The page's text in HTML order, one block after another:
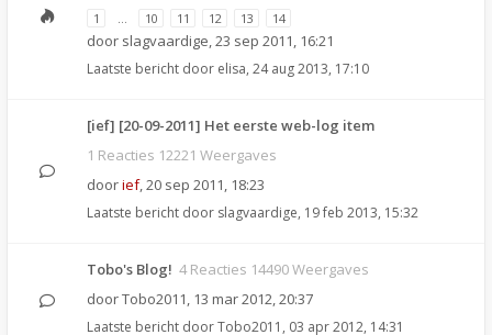
1 … 10 11 12 13 14
door slagvaardige,23 sep 2011, 16:21
Laatste bericht door elisa, 24 aug 2013, 17:10
[ief] [20-09-2011] Het eerste web-log item
1 Reacties 12221 Weergaves
doorief,20 sep 2011, 18:23
Laatste bericht door slagvaardige, 19 feb 2013, 15:32
Tobo's Blog! 4 Reacties 14490 Weergaves
doorTobo2011, 13 mar 2012, 20:37
Laatste bericht doorTobo2011 , 03 apr 2012, 14:31